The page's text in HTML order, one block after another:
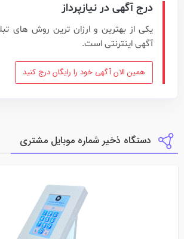
درج آگهی در نیازپرداز
یکی از بهترین و ارزان ترین روش های
آگهی اینترنتی است.
همین الان آگهی خود را رایگان درج کنید
دستگاه ذخیر شماره موبایل مشتری